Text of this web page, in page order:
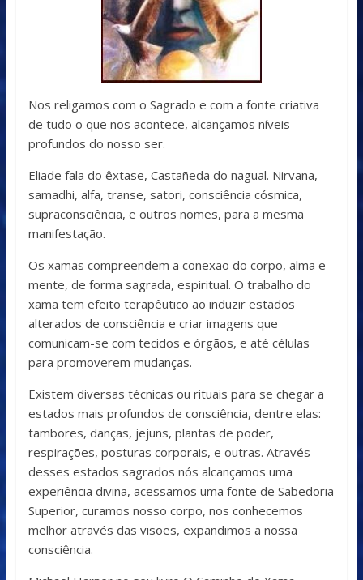
Nos religamos com o Sagrado e com a fonte criativa
de tudo o que nos acontece, alcançamos níveis
profundos do nosso ser.
Eliade fala do êxtase, Castañeda do nagual. Nirvana,
samadhi, alfa, transe, satori, consciência cósmica,
supraconsciência, e outros nomes, para a mesma
manifestação.
Os xamãs compreendem a conexão do corpo, alma e
mente, de forma sagrada, espiritual. O trabalho do
xamã tem efeito terapêutico ao induzir estados
alterados de consciência e criar imagens que
comunicam-se com tecidos e órgãos, e até células
para promoverem mudanças.
Existem diversas técnicas ou rituais para se chegar a
estados mais profundos de consciência, dentre elas:
tambores, danças, jejuns, plantas de poder,
respirações, posturas corporais, e outras. Através
desses estados sagrados nós alcançamos uma
experiência divina, acessamos uma fonte de Sabedoria
Superior, curamos nosso corpo, nos conhecemos
melhor através das visões, expandimos a nossa
consciência.